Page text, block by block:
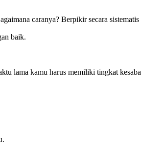
caranya? Berpikir secara sistematis
baik.
lama kamu harus memiliki tingkat